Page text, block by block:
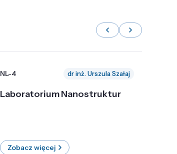
NL-4 dr inż. Urszula Szałaj
Laboratorium Nanostruktur
Zobacz więcej